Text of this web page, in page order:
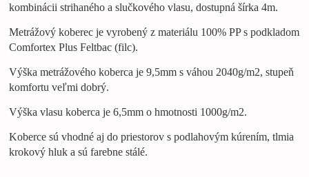
kombinácii strihaného a slučkového vlasu, dostupná šírka 4m.
Metrážový koberec je vyrobený z materiálu 100% PP s podkladom
Comfortex Plus Feltbac (filc).
Výška metrážovéhokoberca je 9,5mm s váhou 2040g/m2, stupeň
komfortu veľmi dobrý.
Výška vlasu koberca je 6,5mm o hmotnosti 1000g/m2.
Kobercesú vhodné aj do priestorov s podlahovým kúrením, tlmia
krokový hluk a sú farebne stálé.